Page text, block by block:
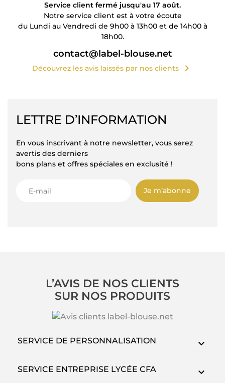
Service client fermé jusqu'au 17 août.
Notre service client est à votre écoute
du Lundi au Vendredi de 9h00 à 13h00 et de 14h00 à
18h00.
contact@label-blouse.net
Découvrez les avis laissés par nos clients chevron_right
LETTRE D’INFORMATION
En vous inscrivant à notre newsletter, vous serez
avertis des derniers
bons plans et offres spéciales en exclusité !
Je m’abonne
L’AVIS DE NOS CLIENTS
SUR NOS PRODUITS
SERVICE DE PERSONNALISATION
SERVICE ENTREPRISE LYCÉE CFA